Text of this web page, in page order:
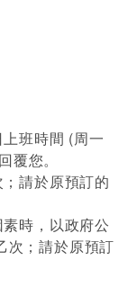
班時間 (周一
您。
請於原預訂的
時，以政府公
次；請於原預訂